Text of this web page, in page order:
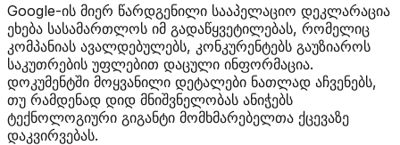
Google-ის მიერ წარდგენილი სააპელაციო დეკლარაცია
ეხება სასამართლოს იმ გადაწყვეტილებას, რომელიც
კომპანიას ავალდებულებს, კონკურენტებს გაუზიაროს
საკუთრების უფლებით დაცული ინფორმაცია.
დოკუმენტში მოყვანილი დეტალები ნათლად აჩვენებს,
თუ რამდენად დიდ მნიშვნელობას ანიჭებს
ტექნოლოგიური გიგანტი მომხმარებელთა ქცევაზე
დაკვირვებას.